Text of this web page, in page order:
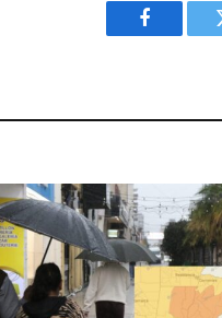
Facebook